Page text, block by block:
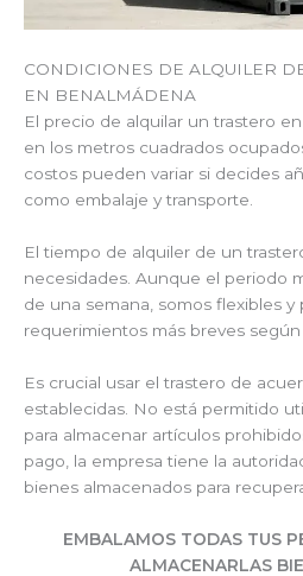
CONDICIONES DE ALQUILER
EN BENALMÁDENA
El precio de alquilar un trastero
en los metros cuadrados
costos pueden variar si decides
como embalaje y transporte.
El tiempo de alquiler de un
necesidades. Aunque el periodo
de una semana, somos flexibles y
requerimientos más breves
Es crucial usar el trastero de
establecidas. No está permitido
para almacenar artículos
pago, la empresa tiene la
bienes almacenados para
EMBALAMOS TODAS TUS
ALMACENARLAS